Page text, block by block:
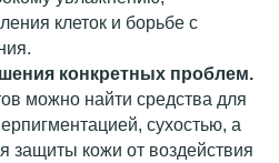
клеток и борьбе с
конкретных проблем.
можно найти средства для
сухостью, а
защиты кожи от воздействия